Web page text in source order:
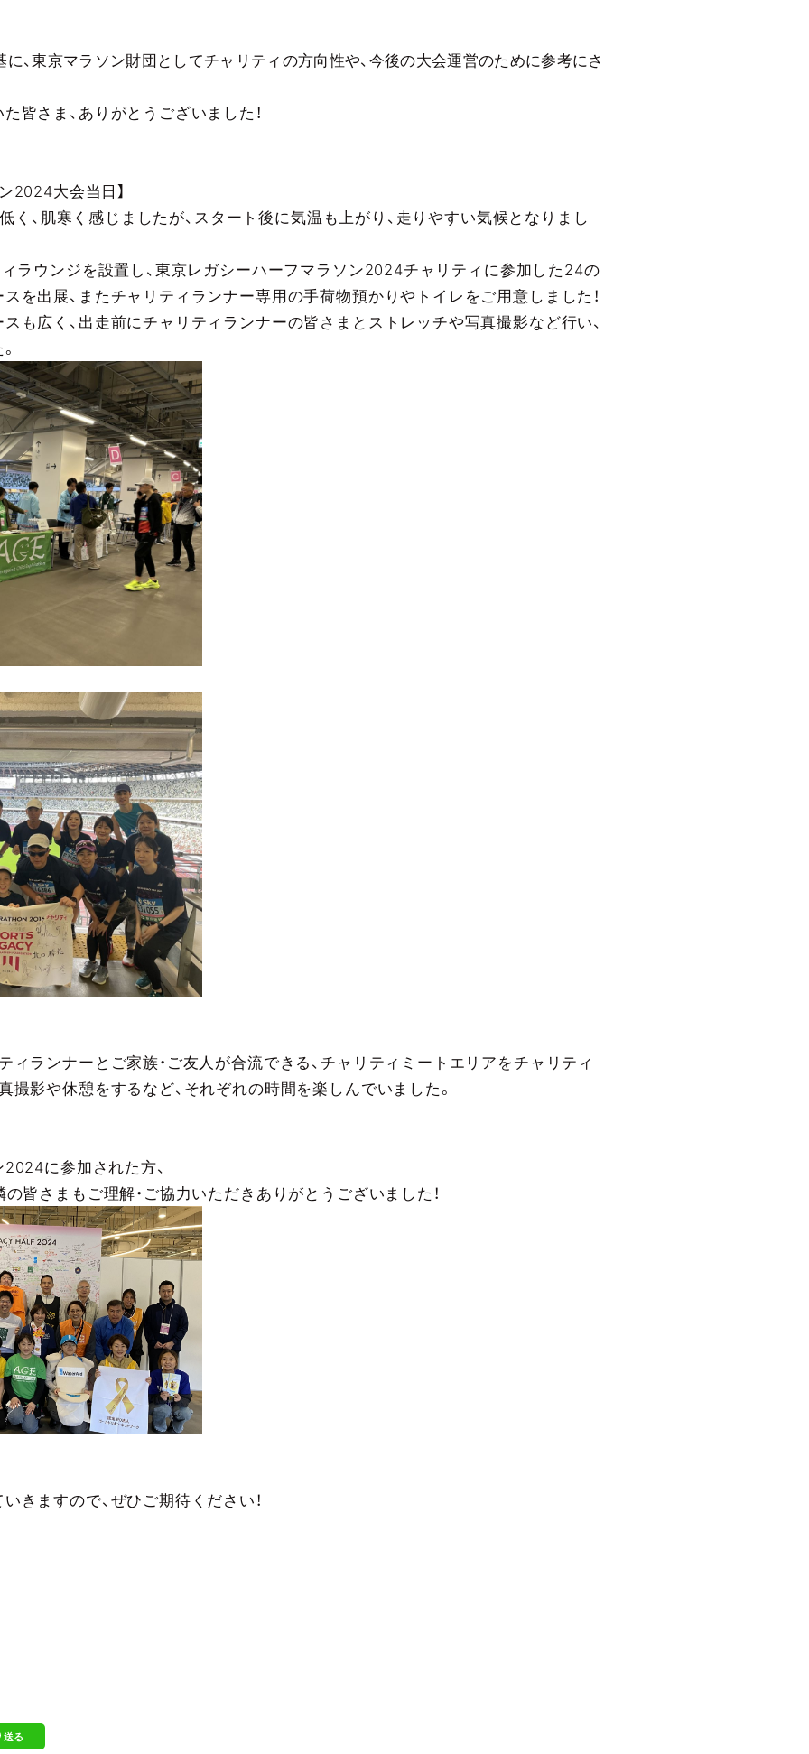
、東京マラソン財団としてチャリティの方向性や、今後の大会運営のために参考にさ
皆さま、ありがとうございました！
2024大会当日】
く、肌寒く感じましたが、スタート後に気温も上がり、走りやすい気候となりまし
ラウンジを設置し、東京レガシーハーフマラソン2024チャリティに参加した24の
を出展、またチャリティランナー専用の手荷物預かりやトイレをご用意しました！
も広く、出走前にチャリティランナーの皆さまとストレッチや写真撮影など行い、
ィランナーとご家族・ご友人が合流できる、チャリティミートエリアをチャリティ
撮影や休憩をするなど、それぞれの時間を楽しんでいました。
に参加された方、
の皆さまもご理解・ご協力いただきありがとうございました！
きますので、ぜひご期待ください！
送る